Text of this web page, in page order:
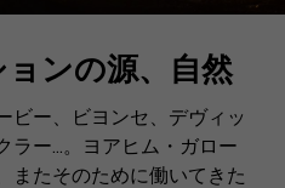
ンの源、自然
ビー、ビヨンセ、デヴィッ
ラー...。ヨアヒム・ガロー
またそのために働いてきた